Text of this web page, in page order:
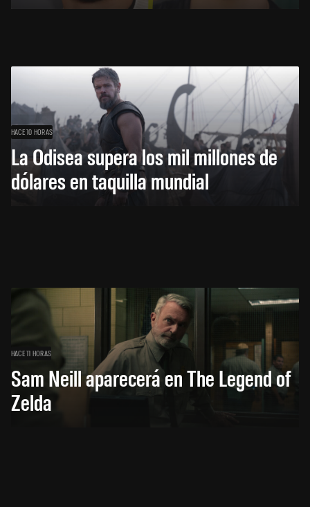
HACE 10 HORAS
La Odisea supera los mil millones de
dólares en taquilla mundial
HACE 11 HORAS
Sam Neill aparecerá en The Legend of
Zelda